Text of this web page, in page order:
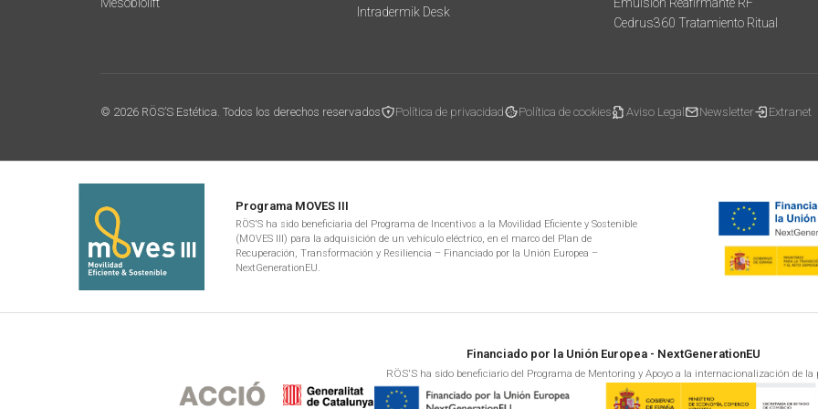
Intradermik Desk
Cedrus360 Tratamiento Ritual
© 2026 RÖS’S Estética. Todos los derechos reservados Política de privacidad Política de cookies Aviso Legal Newsletter Extranet
Programa MOVES III
RÖS'S ha sido beneficiaria del Programa de Incentivos a la Movilidad Eficiente y Sostenible
(MOVES III) para la adquisición de un vehículo eléctrico, en el marco del Plan de
Recuperación, Transformación y Resiliencia – Financiado por la Unión Europea –
NextGenerationEU.
Financiado por la Unión Europea - NextGenerationEU
RÖS'S ha sido beneficiario del Programa de Mentoring y Apoyo a la internacionalización de la